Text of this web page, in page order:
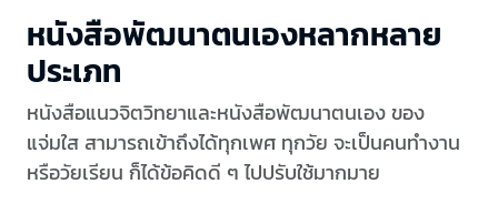
หนังสือพัฒนาตนเองหลากหลาย
ประเภท
หนังสือแนวจิตวิทยาและหนังสือพัฒนาตนเอง ของ
แจ่มใส สามารถเข้าถึงได้ทุกเพศ ทุกวัย จะเป็นคนทำงาน
หรือวัยเรียน ก็ได้ข้อคิดดี ๆ ไปปรับใช้มากมาย